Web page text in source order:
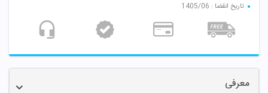
تاریخ انقضا : 1405/06
معرفی